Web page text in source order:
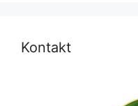
Kontakt